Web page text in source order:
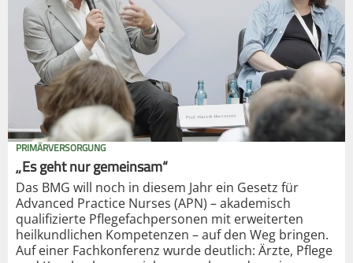
PRIMÄRVERSORGUNG
„Es geht nur gemeinsam“
Das BMG will noch in diesem Jahr ein Gesetz für
Advanced Practice Nurses (APN) – akademisch
qualifizierte Pflegefachpersonen mit erweiterten
heilkundlichen Kompetenzen – auf den Weg bringen.
Auf einer Fachkonferenz wurde deutlich: Ärzte, Pflege